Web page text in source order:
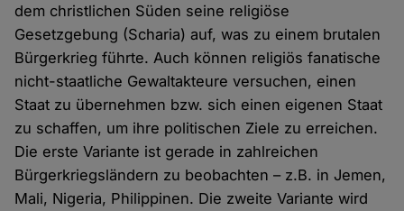
dem christlichen Süden seine religiöse
Gesetzgebung (Scharia) auf, was zu einem brutalen
Bürgerkrieg führte. Auch können religiös fanatische
nicht-staatliche Gewaltakteure versuchen, einen
Staat zu übernehmen bzw. sich einen eigenen Staat
zu schaffen, um ihre politischen Ziele zu erreichen.
Die erste Variante ist gerade in zahlreichen
Bürgerkriegsländern zu beobachten – z.B. in Jemen,
Mali, Nigeria, Philippinen. Die zweite Variante wird